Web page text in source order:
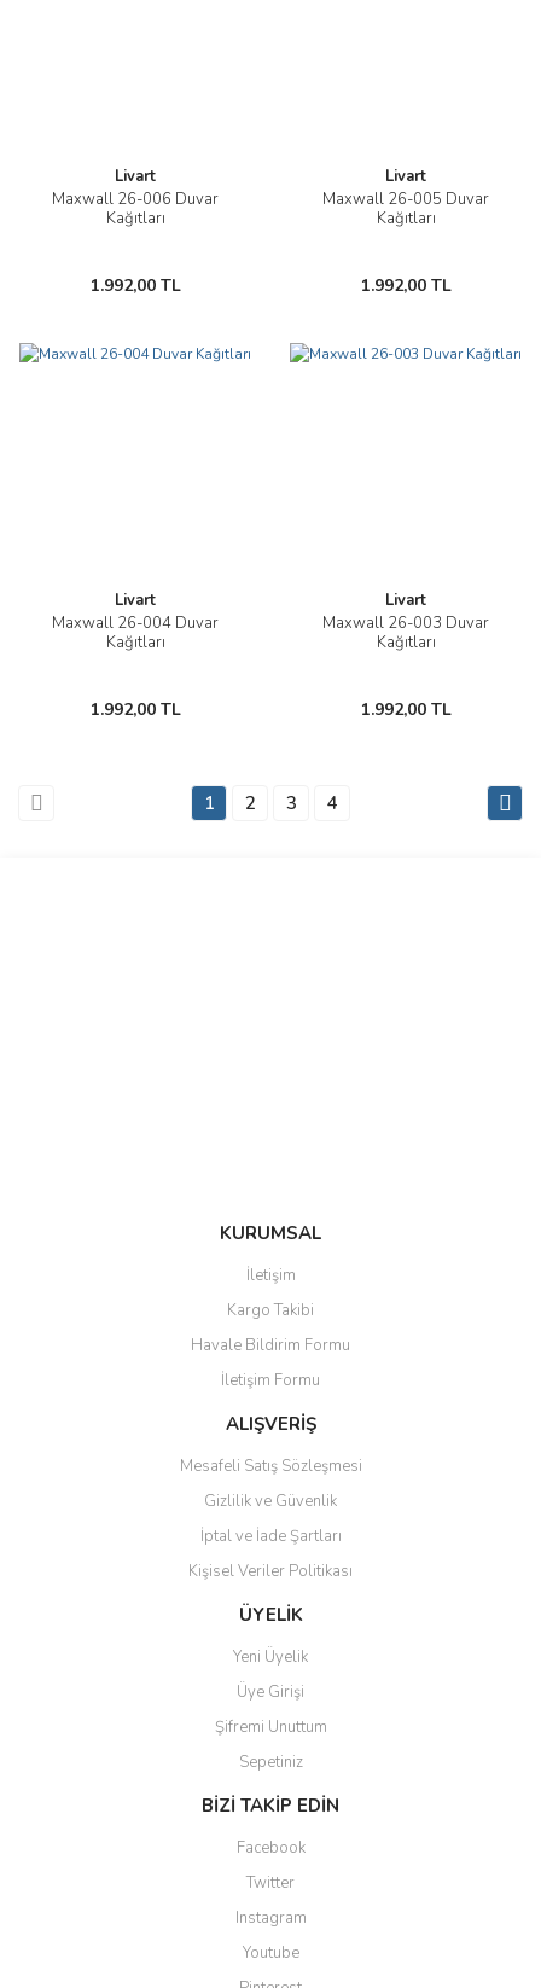
Livart
Maxwall 26-006 Duvar
Kağıtları
1.992,00 TL
Livart
Maxwall 26-005 Duvar
Kağıtları
1.992,00 TL
Livart
Maxwall 26-004 Duvar
Kağıtları
1.992,00 TL
Livart
Maxwall 26-003 Duvar
Kağıtları
1.992,00 TL
1 2 3 4
KURUMSAL
İletişim
Kargo Takibi
Havale Bildirim Formu
İletişim Formu
ALIŞVERİŞ
Mesafeli Satış Sözleşmesi
Gizlilik ve Güvenlik
İptal ve İade Şartları
Kişisel Veriler Politikası
ÜYELİK
Yeni Üyelik
Üye Girişi
Şifremi Unuttum
Sepetiniz
BİZİ TAKİP EDİN
Facebook
Twitter
Instagram
Youtube